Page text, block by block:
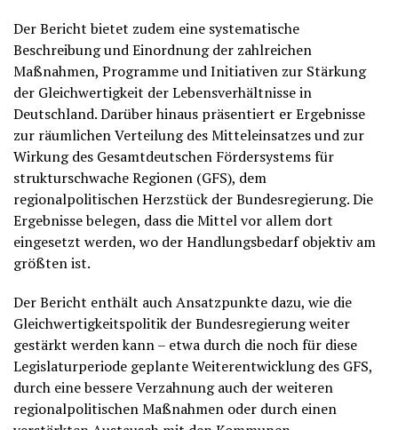
Der Bericht bietet zudem eine systematische
Beschreibung und Einordnung der zahlreichen
Maßnahmen, Programme und Initiativen zur Stärkung
der Gleichwertigkeit der Lebensverhältnisse in
Deutschland. Darüber hinaus präsentiert er Ergebnisse
zur räumlichen Verteilung des Mitteleinsatzes und zur
Wirkung des Gesamtdeutschen Fördersystems für
strukturschwache Regionen (GFS), dem
regionalpolitischen Herzstück der Bundesregierung. Die
Ergebnisse belegen, dass die Mittel vor allem dort
eingesetzt werden, wo der Handlungsbedarf objektiv am
größten ist.
Der Bericht enthält auch Ansatzpunkte dazu, wie die
Gleichwertigkeitspolitik der Bundesregierung weiter
gestärkt werden kann – etwa durch die noch für diese
Legislaturperiode geplante Weiterentwicklung des GFS,
durch eine bessere Verzahnung auch der weiteren
regionalpolitischen Maßnahmen oder durch einen